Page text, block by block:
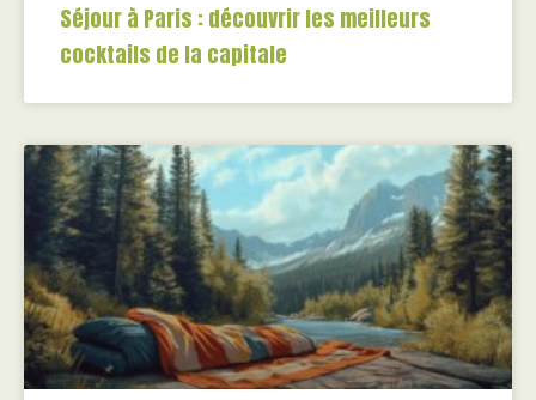
Séjour à Paris : découvrir les meilleurs
cocktails de la capitale